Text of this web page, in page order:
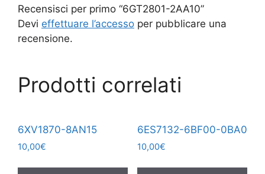
Recensisci per primo “6GT2801-2AA10”
Devi effettuare l’accesso per pubblicare una
recensione.
Prodotti correlati
6XV1870-8AN15
10,00€
6ES7132-6BF00-0BA0
10,00€